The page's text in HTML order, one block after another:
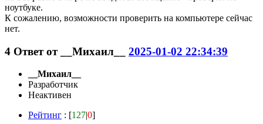
ноутбуке.
К сожалению, возможности проверить на компьютере сейчас
нет.
4 Ответ от __Михаил__ 2025-01-02 22:34:39
__Михаил__
Разработчик
Неактивен
Рейтинг : [127|0]